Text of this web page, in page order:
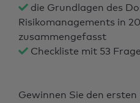
die Grundlagen des
Risikomanagements in
zusammengefasst
Checkliste mit 53
Gewinnen Sie den